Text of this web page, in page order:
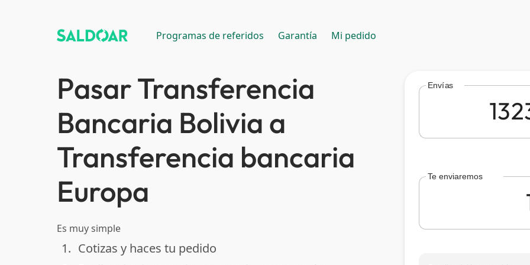
Programas de referidos Garantía Mi pedido
Pasar Transferencia
Bancaria Bolivia a
Transferencia bancaria
Europa
Es muy simple
done
1. Cotizas y haces tu pedido
Envías
Te enviaremos